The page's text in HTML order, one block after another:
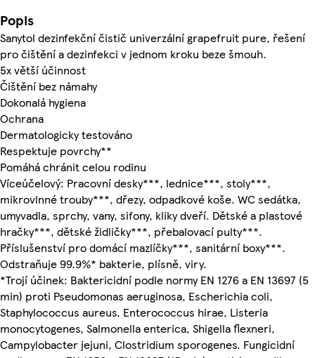
Popis
Sanytol dezinfekční čistič univerzální grapefruit pure, řešení
pro čištění a dezinfekci v jednom kroku beze šmouh.
5x větší účinnost
Čištění bez námahy
Dokonalá hygiena
Ochrana
Dermatologicky testováno
Respektuje povrchy**
Pomáhá chránit celou rodinu
Víceúčelový: Pracovní desky***, lednice***, stoly***,
mikrovlnné trouby***, dřezy, odpadkové koše. WC sedátka,
umyvadla, sprchy, vany, sifony, kliky dveří. Dětské a plastové
hračky***, dětské židličky***, přebalovací pulty***.
Příslušenství pro domácí mazlíčky***, sanitární boxy***.
Odstraňuje 99.9%* bakterie, plísně, viry.
*Trojí účinek: Baktericidní podle normy EN 1276 a EN 13697 (5
min) proti Pseudomonas aeruginosa, Escherichia coli,
Staphylococcus aureus, Enterococcus hirae, Listeria
monocytogenes, Salmonella enterica, Shigella flexneri,
Campylobacter jejuni, Clostridium sporogenes. Fungicidní